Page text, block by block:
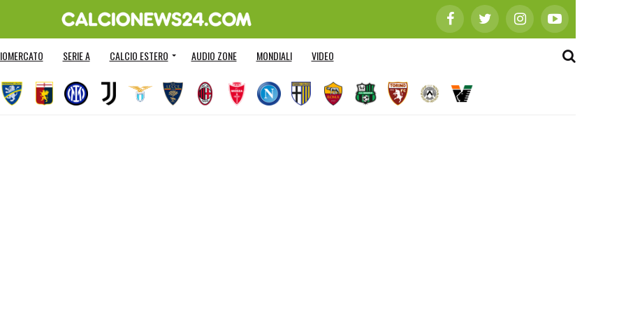
SERIE A CALCIO ESTERO AUDIO ZONE MONDIALI VIDEO